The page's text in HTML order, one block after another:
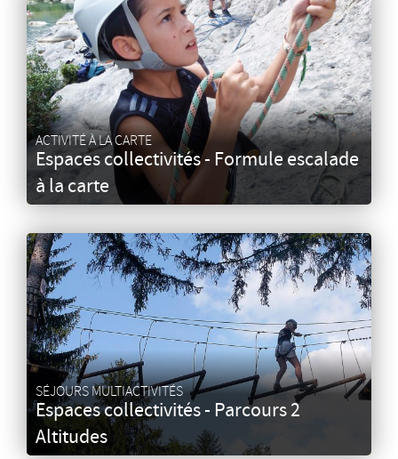
ACTIVITÉ À LA CARTE
Espaces collectivités - Formule escalade
à la carte
SÉJOURS MULTIACTIVITÉS
Espaces collectivités - Parcours 2
Altitudes